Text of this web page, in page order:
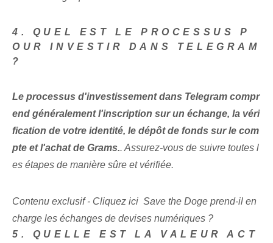
4. QUEL EST LE PROCESSUS P
OUR INVESTIR DANS TELEGRAM
?
Le processus d'investissement dans Telegram compr
end généralement l'inscription sur un échange, la véri
fication de votre identité, le dépôt de fonds sur le com
pte et l'achat de Grams..‍ Assurez-vous de suivre ⁤toutes l
es étapes de manière sûre et ‌vérifiée.
Contenu exclusif - Cliquez ici Save the Doge prend-il en
charge les échanges de devises numériques ?
5. QUELLE EST LA VALEUR ACT